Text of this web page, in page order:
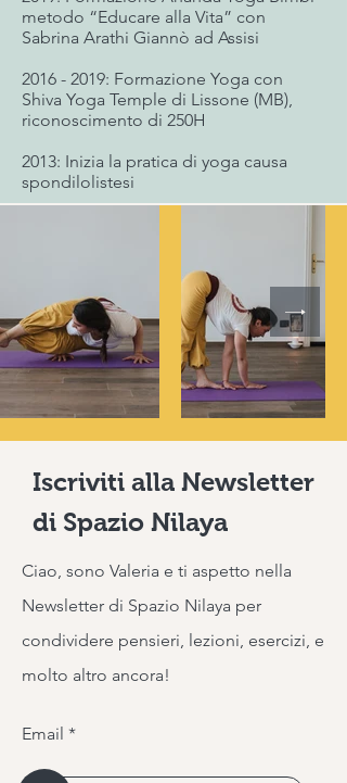
metodo “Educare alla Vita” con
Sabrina Arathi Giannò ad Assisi
2016 - 2019: Formazione Yoga con
Shiva Yoga Temple di Lissone (MB),
riconoscimento di 250H
2013: Inizia la pratica di yoga causa
spondilolistesi
Iscriviti alla Newsletter
di Spazio Nilaya
Ciao, sono Valeria e ti aspetto nella
Newsletter di Spazio Nilaya per
condividere pensieri, lezioni, esercizi, e
molto altro ancora!
Email